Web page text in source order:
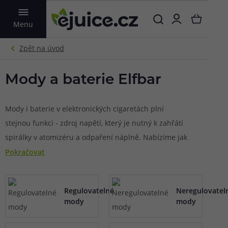
Menu
VYHLEDAT
Mody a baterie Elfbar
Mody i baterie v elektronických cigaretách plní
stejnou funkci - zdroj napětí, který je nutný k zahřátí
spirálky v atomizéru a odpaření náplně. Nabízíme jak
základní baterie
elektronikou se spoustou zajímavých funkcí a
možností přizpůsobení. Mody jsou rozděleny na
regulovatelné a neregulovatelné. Tyregulovatelné
Pokračovat
Regulovatelné
mody
mody